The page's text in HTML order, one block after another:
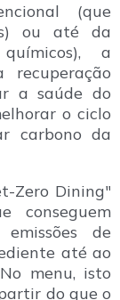
(que
ou até da
a
a saúde do
o ciclo
carbono da
Zero Dining"
conseguem
de
até ao
menu, isto
do que o